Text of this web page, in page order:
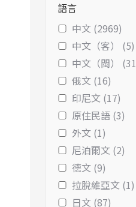
語言
中文 (2969)
中文（客） (5)
中文（閩）
俄文 (16)
印尼文 (17)
原住民語 (3)
外文 (1)
尼泊爾文 (2)
德文 (9)
拉脫維亞文 (1)
日文 (87)